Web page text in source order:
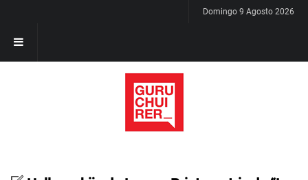
Domingo 9 Agosto 2026